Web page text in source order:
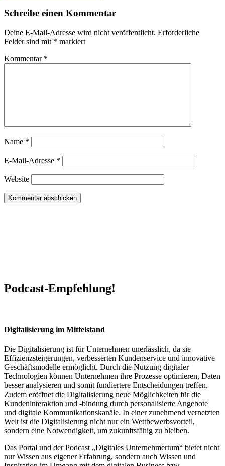
Schreibe einen Kommentar
Deine E-Mail-Adresse wird nicht veröffentlicht. Erforderliche
Felder sind mit * markiert
Kommentar *
Name *
E-Mail-Adresse *
Website
Podcast-Empfehlung!
Digitalisierung im Mittelstand
Die Digitalisierung ist für Unternehmen unerlässlich, da sie
Effizienzsteigerungen, verbesserten Kundenservice und innovative
Geschäftsmodelle ermöglicht. Durch die Nutzung digitaler
Technologien können Unternehmen ihre Prozesse optimieren, Daten
besser analysieren und somit fundiertere Entscheidungen treffen.
Zudem eröffnet die Digitalisierung neue Möglichkeiten für die
Kundeninteraktion und -bindung durch personalisierte Angebote
und digitale Kommunikationskanäle. In einer zunehmend vernetzten
Welt ist die Digitalisierung nicht nur ein Wettbewerbsvorteil,
sondern eine Notwendigkeit, um zukunftsfähig zu bleiben.
Das Portal und der Podcast „Digitales Unternehmertum“ bietet nicht
nur Wissen aus eigener Erfahrung, sondern auch Wissen und